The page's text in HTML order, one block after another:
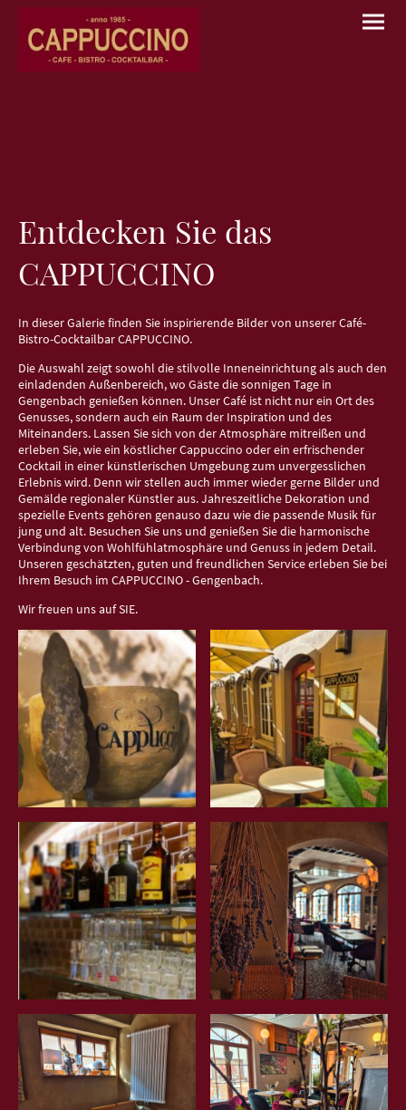
Entdecken Sie das
CAPPUCCINO
In dieser Galerie finden Sie inspirierende Bilder von unserer Café-
Bistro-Cocktailbar CAPPUCCINO.
Die Auswahl zeigt sowohl die stilvolle Inneneinrichtung als auch den
einladenden Außenbereich, wo Gäste die sonnigen Tage in
Gengenbach genießen können. Unser Café ist nicht nur ein Ort des
Genusses, sondern auch ein Raum der Inspiration und des
Miteinanders. Lassen Sie sich von der Atmosphäre mitreißen und
erleben Sie, wie ein köstlicher Cappuccino oder ein erfrischender
Cocktail in einer künstlerischen Umgebung zum unvergesslichen
Erlebnis wird. Denn wir stellen auch immer wieder gerne Bilder und
Gemälde regionaler Künstler aus. Jahreszeitliche Dekoration und
spezielle Events gehören genauso dazu wie die passende Musik für
jung und alt. Besuchen Sie uns und genießen Sie die harmonische
Verbindung von Wohlfühlatmosphäre und Genuss in jedem Detail.
Unseren geschätzten, guten und freundlichen Service erleben Sie bei
Ihrem Besuch im CAPPUCCINO - Gengenbach.
Wir freuen uns auf SIE.